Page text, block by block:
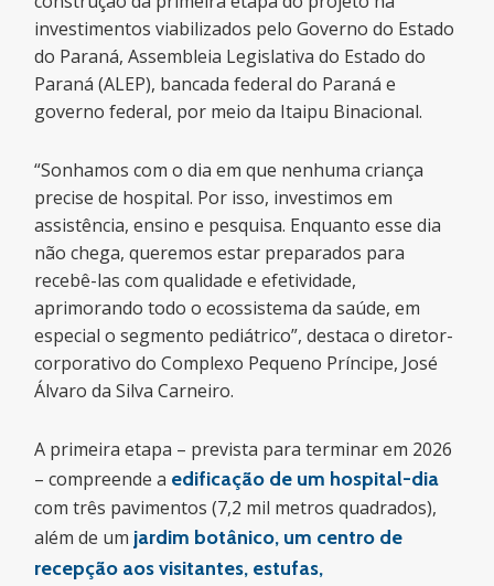
investimentos viabilizados pelo Governo do Estado
do Paraná, Assembleia Legislativa do Estado do
Paraná (ALEP), bancada federal do Paraná e
governo federal, por meio da Itaipu Binacional.
“Sonhamos com o dia em que nenhuma criança
precise de hospital. Por isso, investimos em
assistência, ensino e pesquisa. Enquanto esse dia
não chega, queremos estar preparados para
recebê-las com qualidade e efetividade,
aprimorando todo o ecossistema da saúde, em
especial o segmento pediátrico”, destaca o diretor-
corporativo do Complexo Pequeno Príncipe, José
Álvaro da Silva Carneiro.
A primeira etapa – prevista para terminar em 2026
– compreende a edificação de um hospital-dia
com três pavimentos (7,2 mil metros quadrados),
além de um jardim botânico, um centro de
recepção aos visitantes, estufas,